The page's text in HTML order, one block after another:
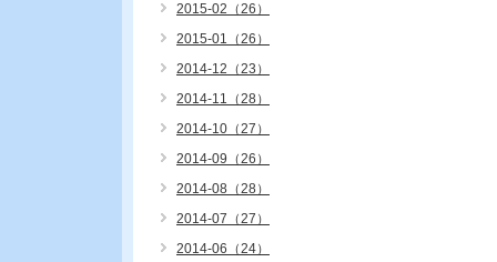
2015-02（26）
2015-01（26）
2014-12（23）
2014-11（28）
2014-10（27）
2014-09（26）
2014-08（28）
2014-07（27）
2014-06（24）